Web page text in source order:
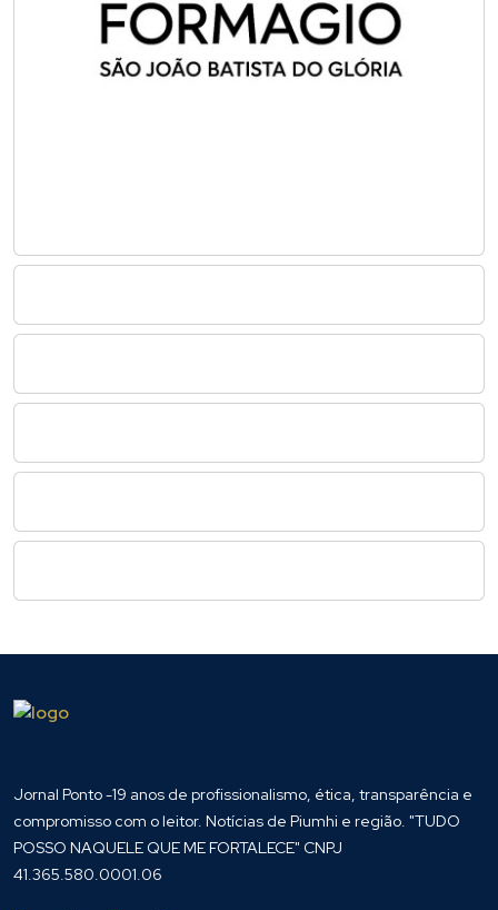
Jornal Ponto -19 anos de profissionalismo, ética, transparência e
compromisso com o leitor. Notícias de Piumhi e região. "TUDO
POSSO NAQUELE QUE ME FORTALECE" CNPJ
41.365.580.0001.06